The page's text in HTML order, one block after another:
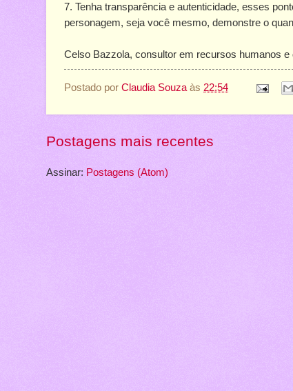
7. Tenha transparência e autenticidade, esses
personagem, seja você mesmo, demonstre o
Celso Bazzola, consultor em recursos humanos
Postado por Claudia Souza às 22:54
Postagens mais recentes
Assinar: Postagens (Atom)